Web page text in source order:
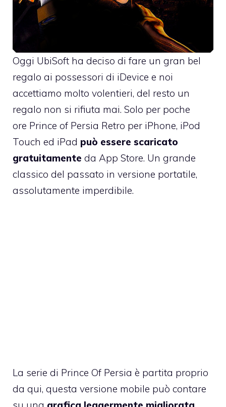
Oggi UbiSoft ha deciso di fare un gran bel
regalo ai possessori di iDevice e noi
accettiamo molto volentieri, del resto un
regalo non si rifiuta mai. Solo per poche
ore Prince of Persia Retro per iPhone, iPod
Touch ed iPad può essere scaricato
gratuitamente da App Store. Un grande
classico del passato in versione portatile,
assolutamente imperdibile.
La serie di Prince Of Persia è partita proprio
da qui, questa versione mobile può contare